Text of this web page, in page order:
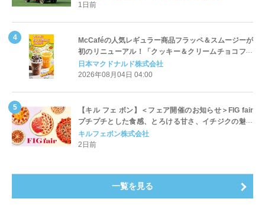
1日前
McCaféの人気レギュラー商品フラッペ＆スムージーが
初のリニューアル！「クッキー＆クリームチョコフラ
ッペ」「マンゴースムージー」8月5日（水）から販売
開始
日本マクドナルド株式会社
2026年08月04日 04:00
【キル フェ ボン】＜フェア開催のお知らせ＞FIG fair
プチプチとした食感、とろける甘さ、イチジクの魅力
をたっぷりと。新作を含め、イチジク尽くしの全4種が
登場8月20日（木）スタート
キルフェボン株式会社
2日前
一覧を見る